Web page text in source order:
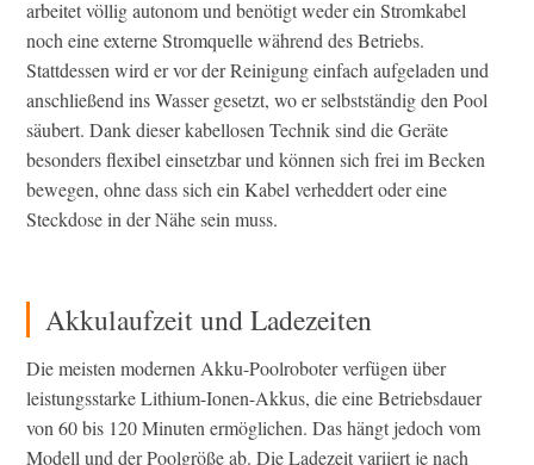
arbeitet völlig autonom und benötigt weder ein Stromkabel
noch eine externe Stromquelle während des Betriebs.
Stattdessen wird er vor der Reinigung einfach aufgeladen und
anschließend ins Wasser gesetzt, wo er selbstständig den Pool
säubert. Dank dieser kabellosen Technik sind die Geräte
besonders flexibel einsetzbar und können sich frei im Becken
bewegen, ohne dass sich ein Kabel verheddert oder eine
Steckdose in der Nähe sein muss.
Akkulaufzeit und Ladezeiten
Die meisten modernen Akku-Poolroboter verfügen über
leistungsstarke Lithium-Ionen-Akkus, die eine Betriebsdauer
von 60 bis 120 Minuten ermöglichen. Das hängt jedoch vom
Modell und der Poolgröße ab. Die Ladezeit variiert je nach